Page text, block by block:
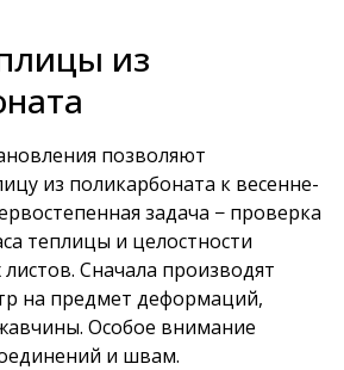
из
позволяют
из поликарбоната к весенне-
задача − проверка
теплицы и целостности
Сначала производят
на предмет деформаций,
Особое внимание
и швам.